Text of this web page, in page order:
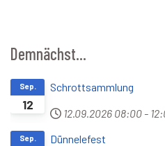
Demnächst...
12
Sep.
Schrottsammlung
12.09.2026 08:00 -
Sep.
Dünnelefest